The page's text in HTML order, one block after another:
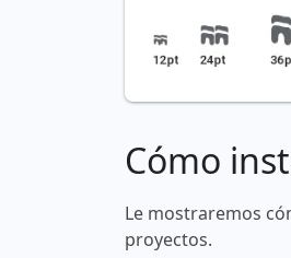
Cómo
Le mostraremos
proyectos.